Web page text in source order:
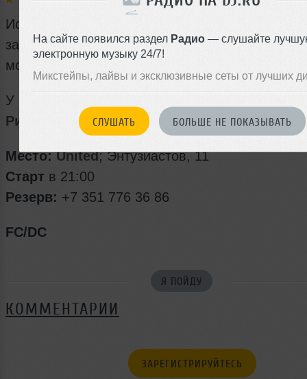
На сайте появился раздел Радио — слушайте
электронную музыку 24/7!
Микстейпы, лайвы и эксклюзивные сеты от лучших
СЛУШАТЬ БОЛЬШЕ НЕ ПОКАЗЫВАТЬ
Истории и настроения в эклектичных сетах,
замешанных на незаурядном диско,
мотивах и африканских песнях.
У нас в гостях наш добрый рыжебородый друг
Ринкош
из Екатеринбурга.
Место: United; Энтузиастов, 11
Старт в 21:00
Резерв: +7 351 776 36 86
FC/DC
Я ПОЙДУ
КОММЕНТАРИИ
ЗАРЕГИСТРИРУЙТЕСЬ